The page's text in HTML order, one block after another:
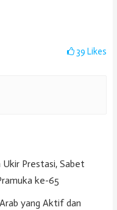
39Likes
Prestasi, Sabet
ke-65
yang Aktif dan